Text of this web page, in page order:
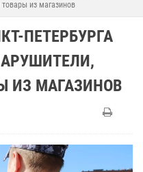
из магазинов
ПЕТЕРБУРГА
ИЗ МАГАЗИНОВ